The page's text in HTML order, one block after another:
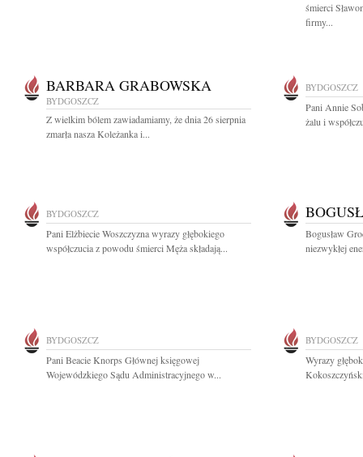
śmierci
firmy...
BARBARA GRABOWSKA
BYDGOSZCZ
Z wielkim bólem zawiadamiamy, że dnia 26 sierpnia
zmarła nasza Koleżanka i...
BYDGOSZCZ
Pani Annie
żalu i
BYDGOSZCZ
Pani Elżbiecie Woszczyzna wyrazy głębokiego
współczucia z powodu śmierci Męża składają...
Bogusław
niezwykłej
BYDGOSZCZ
Pani Beacie Knorps Głównej księgowej
Wojewódzkiego Sądu Administracyjnego w...
BYDGOSZCZ
Wyrazy